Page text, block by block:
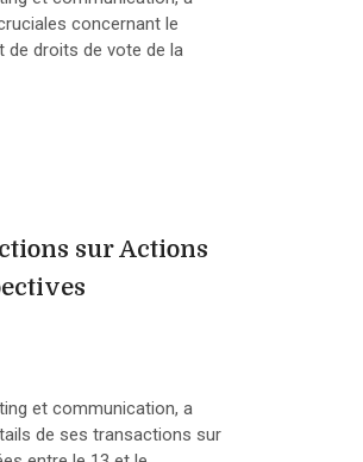
concernant le
droits de vote de la
sur Actions
et communication, a
de ses transactions sur